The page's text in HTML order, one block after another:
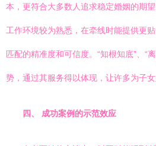
本，更符合大多数人追求稳定婚姻的期
工作环境较为熟悉，在牵线时能提供更
匹配的精准度和可信度。“知根知底”、“
势，通过其服务得以体现，让许多为子
四、 成功案例的示范效应